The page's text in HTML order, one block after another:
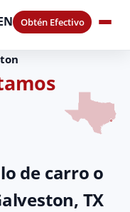
Obtén Efectivo
de carro o
TX